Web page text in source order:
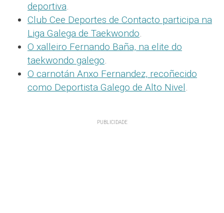
deportiva.
Club Cee Deportes de Contacto participa na
Liga Galega de Taekwondo.
O xalleiro Fernando Baña, na elite do
taekwondo galego.
O carnotán Anxo Fernandez, recoñecido
como Deportista Galego de Alto Nivel.